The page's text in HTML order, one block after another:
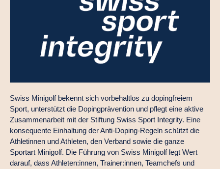
Swiss Minigolf bekennt sich vorbehaltlos zu dopingfreiem
Sport, unterstützt die Dopingprävention und pflegt eine aktive
Zusammenarbeit mit der Stiftung Swiss Sport Integrity. Eine
konsequente Einhaltung der Anti-Doping-Regeln schützt die
Athletinnen und Athleten, den Verband sowie die ganze
Sportart Minigolf. Die Führung von Swiss Minigolf legt Wert
darauf, dass Athleten:innen, Trainer:innen, Teamchefs und